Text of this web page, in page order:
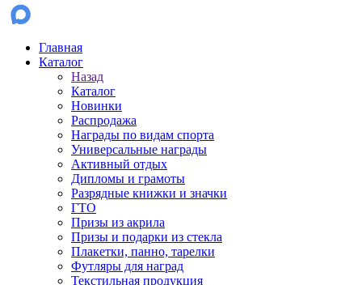
Главная
Каталог
Назад
Каталог
Новинки
Распродажа
Награды по видам спорта
Универсальные награды
Активный отдых
Дипломы и грамоты
Разрядные книжки и значки
ГТО
Призы из акрила
Призы и подарки из стекла
Плакетки, панно, тарелки
Футляры для наград
Текстильная продукция